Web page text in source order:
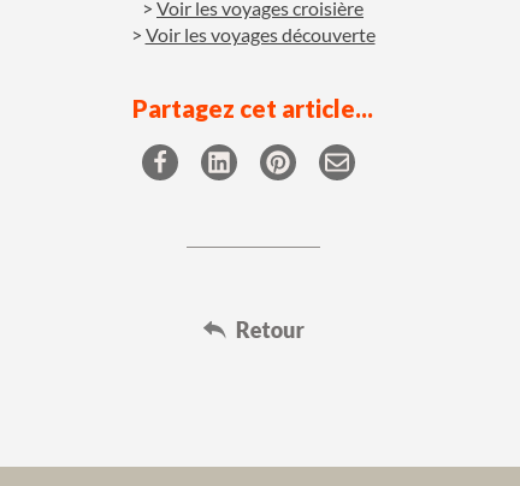
Voir les voyages croisière
Voir les voyages découverte
Partagez cet article...